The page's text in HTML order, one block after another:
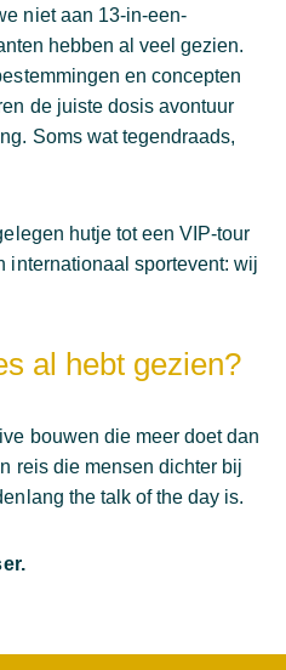
niet aan 13-in-een-
hebben al veel gezien.
en concepten
de juiste dosis avontuur
Soms wat tegendraads,
hutje tot een VIP-tour
internationaal sportevent: wij
al hebt gezien?
bouwen die meer doet dan
reis die mensen dichter bij
the talk of the day is.